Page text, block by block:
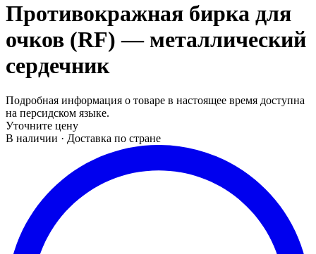
Противокражная бирка для
очков (RF) — металлический
сердечник
Подробная информация о товаре в настоящее время доступна
на персидском языке.
Уточните цену
В наличии · Доставка по стране